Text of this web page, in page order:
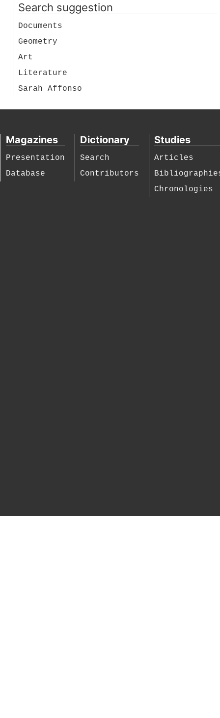
Search suggestion
Documents
Geometry
Art
Literature
Sarah Affonso
Magazines
Presentation
Database
Dictionary
Search
Contributors
Studies
Articles
Chronologies